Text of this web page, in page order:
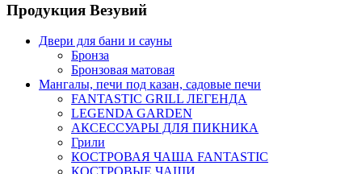
Продукция Везувий
Двери для бани и сауны
Бронза
Бронзовая матовая
Мангалы, печи под казан, садовые печи
FANTASTIC GRILL ЛЕГЕНДА
LEGENDA GARDEN
АКСЕССУАРЫ ДЛЯ ПИКНИКА
Грили
КОСТРОВАЯ ЧАША FANTASTIC